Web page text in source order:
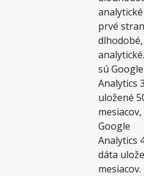
analytické
prvé
dlhodobé,
sú Google
Analytics
uložené
mesiacov,
Google
Analytics
dáta
mesiacov.